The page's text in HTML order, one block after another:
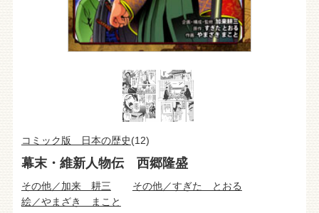
コミック版 日本の歴史(12)
幕末・維新人物伝 西郷隆盛
その他／加来 耕三
その他／すぎた とおる
絵／やまざき まこと